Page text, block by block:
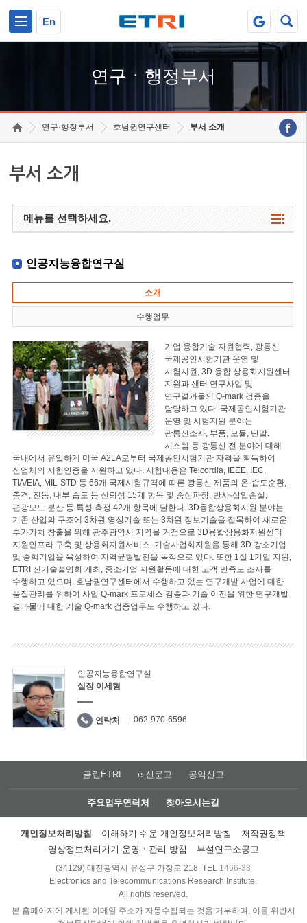
En
연구ㆍ행정부서
연구·행정부서 호남권연구센터 부서 소개
부서 소개
메뉴를 선택하세요.
인공지능융합연구실
소개
수행업무
기업 융합기술 지원협력, 광통신
국제공인시험기관 운영 및
시험지원, 3D 융합 상용화지원센터
지원과 센터 연구사업 및
연구결과물의 Q-mark 검증을
담당하고 있다. 국제공인시험기관
운영 및 시험지원 분야는
광통신소자, 부품, 모듈, 단말,
시스템 등 광통신 전 분야에 대해
국내에서 유일하게 미국 A2LA로부터 국제공인시험기관 자격을 획득하여
산업체의 시험인증을 지원하고 있다. 시험내용은 Telcordia, IEEE, IEC,
TIA/EIA, MIL-STD 등 66개 국제시험규격에 따른 광통신 제품의 온·습도순환,
충격, 진동, 내부 습도 등 신뢰성 15개 항목 및 중심파장, 반사·삽입손실,
편광모드 분산 등 특성 측정 42개 항목에 달한다. 3D융합상용화지원 분야는
기존 산업의 구조에 3차원 영상기술 또는 3차원 정보기술을 접목하여 새로운
부가가치 창출을 위해 광주광역시 지역을 거점으로 3D융합상용화지원센터
지원인프라 구축 및 상용화지원서비스, 기술사업화지원을 통해 3D 강소기업
및 중핵기업을 육성하여 지역균형발전을 목적으로 있다. 또한 1실 1기업 지원,
ETRI 신기술설명회 개최, 중소기업 지원활동에 대한 고객 만족도 조사를
수행하고 있으며, 호남권연구센터에서 수행하고 있는 연구개발 사업에 대한
품질관리를 위하여 사업 Q-mark 프로세스 검증과 기술 이전을 위한 연구개발
결과물에 대한 기술 Q-mark 검증업무도 수행하고 있다.
인공지능융합연구실
실장 이세형
연락처 062-970-6596
클린ETRI e-신문고 공익신고
주요업무연락처 찾아오시는길
개인정보처리방침 이해하기 쉬운 개인정보처리방침
저작권정책
영상정보처리기기 운영ㆍ관리 방침
부설연구소공고
(34129) 대전광역시 유성구 가정로 218, TEL 1466-38
Electronics and Telecommunications Research Institute.
All rights reserved.
본 홈페이지에 게시된 이메일 주소가 자동수집되는 것을 거부하며, 이를 위반시